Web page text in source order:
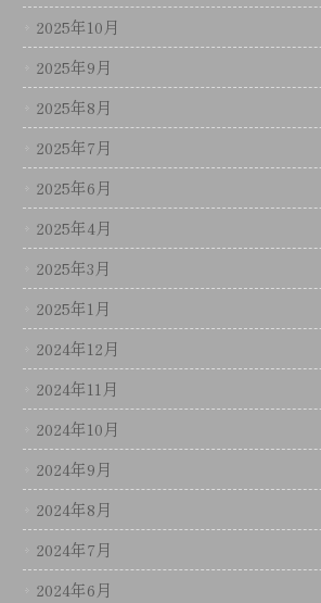
2025年10月
2025年9月
2025年8月
2025年7月
2025年6月
2025年4月
2025年3月
2025年1月
2024年12月
2024年11月
2024年10月
2024年9月
2024年8月
2024年7月
2024年6月